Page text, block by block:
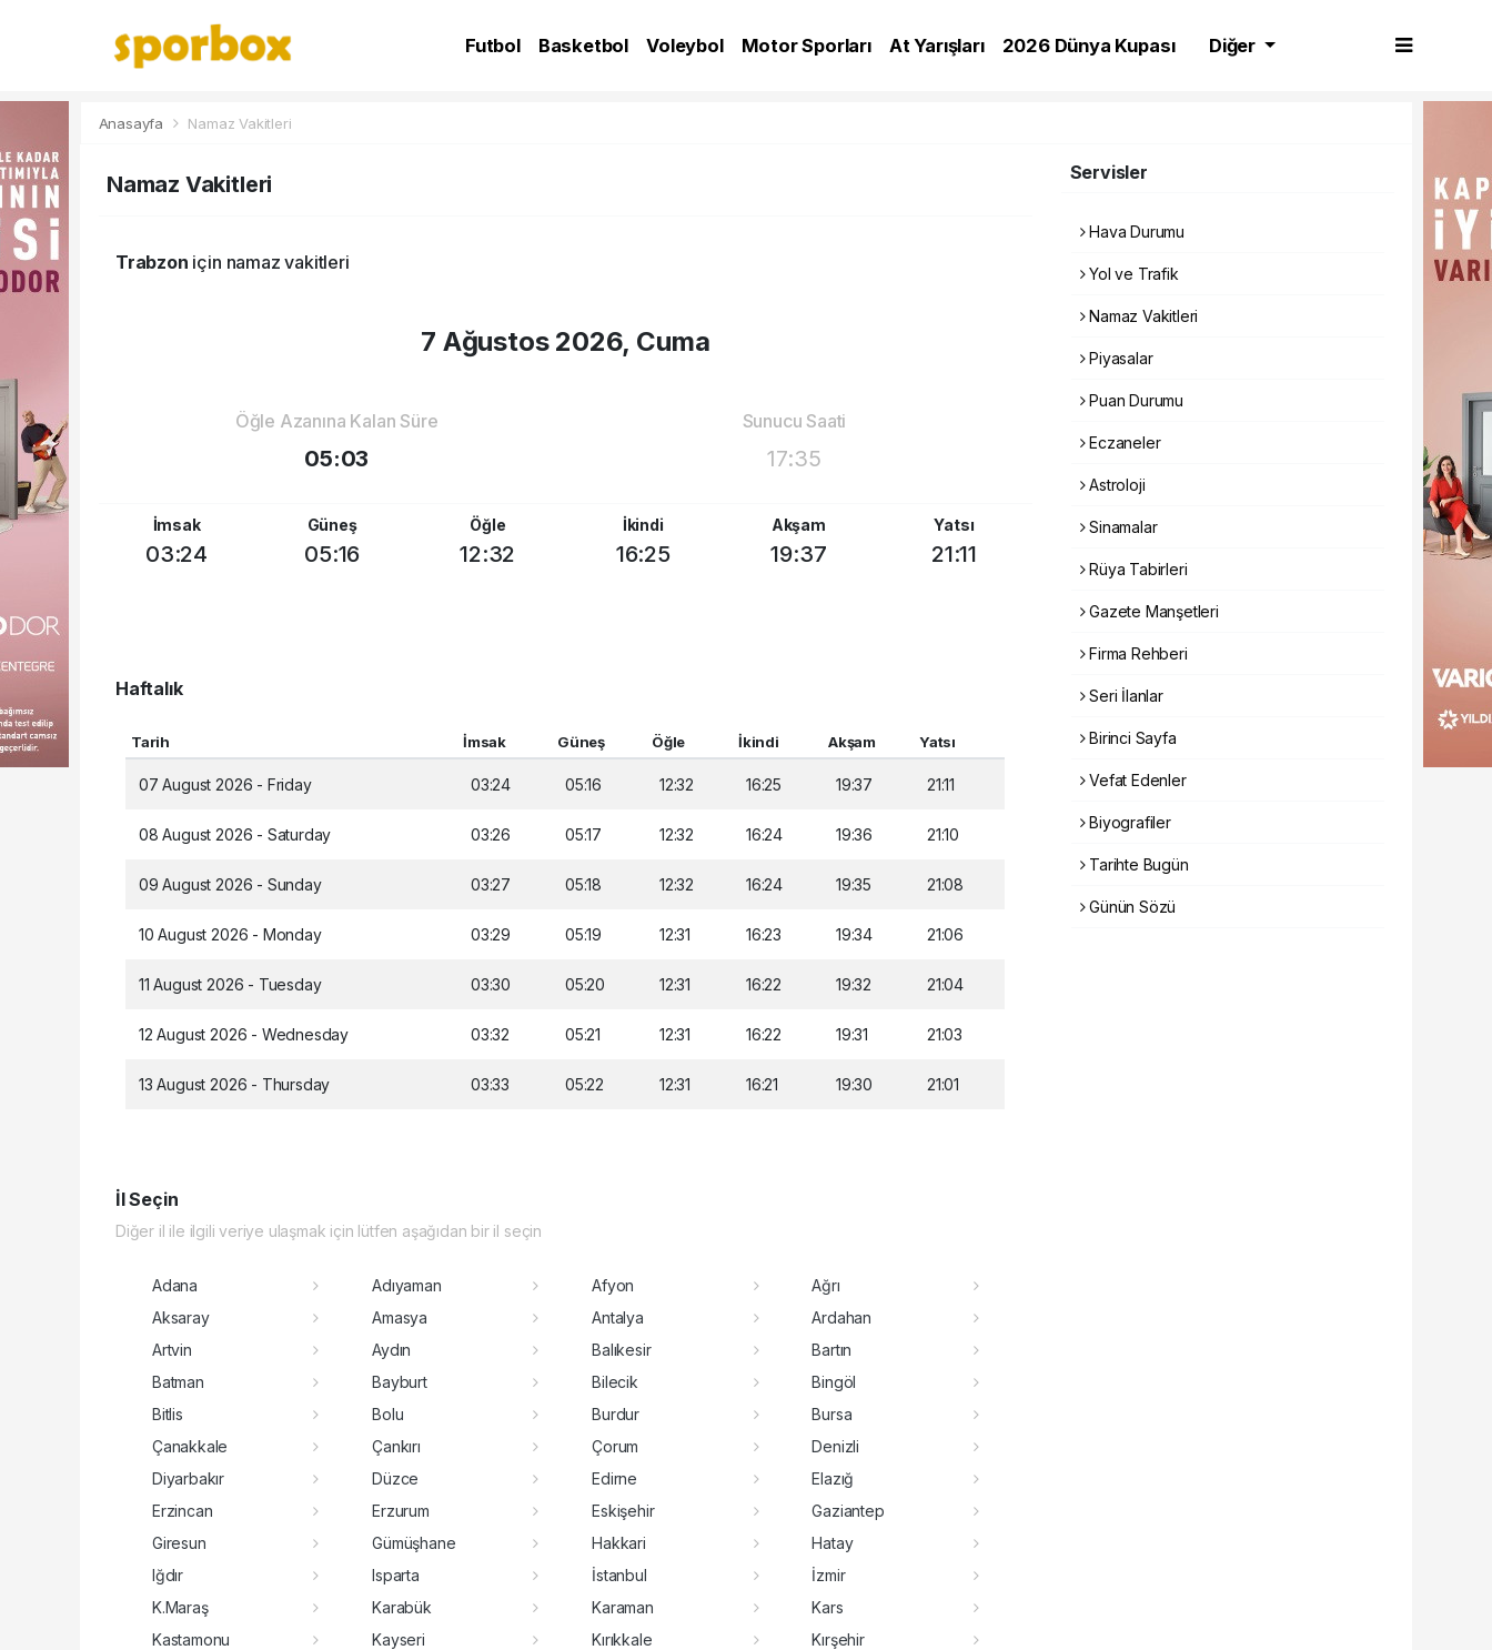
Futbol Basketbol Voleybol Motor Sporları At Yarışları
2026 Dünya Kupası
Diğer
Anasayfa Namaz Vakitleri
Namaz Vakitleri
Trabzon için namaz vakitleri
7 Ağustos 2026, Cuma
Öğle Azanına Kalan Süre
05:03
Sunucu Saati
17:35
İmsak
03:24
Güneş
05:16
Öğle
12:32
İkindi
16:25
Akşam
19:37
Yatsı
21:11
Haftalık
Tarih İmsak Güneş Öğle İkindi Akşam Yatsı
07 August 2026 - Friday 03:24 05:16 12:32 16:25 19:37 21:11
08 August 2026 - Saturday 03:26 05:17 12:32 16:24 19:36 21:10
09 August 2026 - Sunday 03:27 05:18 12:32 16:24 19:35 21:08
10 August 2026 - Monday 03:29 05:19 12:31 16:23 19:34 21:06
11 August 2026 - Tuesday 03:30 05:20 12:31 16:22 19:32 21:04
12 August 2026 - Wednesday 03:32 05:21 12:31 16:22 19:31 21:03
13 August 2026 - Thursday 03:33 05:22 12:31 16:21 19:30 21:01
İl Seçin
Diğer il ile ilgili veriye ulaşmak için lütfen aşağıdan bir il seçin
Adana Adıyaman Afyon
Ağrı
Aksaray
Amasya Antalya
Ardahan
Artvin
Aydın Balıkesir
Bartın
Batman
Bayburt Bilecik
Bingöl
Bitlis
Bolu Burdur
Bursa
Çanakkale
Çankırı Çorum
Denizli
Diyarbakır
Düzce Edirne
Elazığ
Erzincan
Erzurum Eskişehir
Gaziantep
Giresun
Gümüşhane Hakkari
Hatay
Iğdır
Isparta İstanbul
İzmir
K.Maraş
Karabük Karaman
Kars
Kastamonu
Kayseri Kırıkkale
Kırşehir
Servisler
Hava Durumu
Yol ve Trafik
Namaz Vakitleri
Piyasalar
Puan Durumu
Eczaneler
Astroloji
Sinamalar
Rüya Tabirleri
Gazete Manşetleri
Firma Rehberi
Seri İlanlar
Birinci Sayfa
Vefat Edenler
Biyografiler
Tarihte Bugün
Günün Sözü